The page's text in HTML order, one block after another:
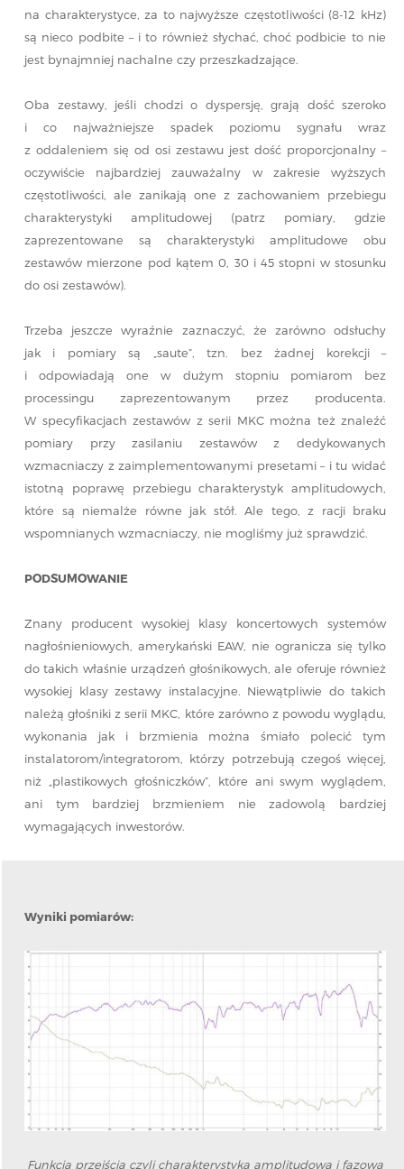
na charakterystyce, za to najwyższe częstotliwości (8-12 kHz)
są nieco podbite – i to również słychać, choć podbicie to nie
jest bynajmniej nachalne czy przeszkadzające.
Oba zestawy, jeśli chodzi o dyspersję, grają dość szeroko
i co najważniejsze spadek poziomu sygnału wraz
z oddaleniem się od osi zestawu jest dość proporcjonalny –
oczywiście najbardziej zauważalny w zakresie wyższych
częstotliwości, ale zanikają one z zachowaniem przebiegu
charakterystyki amplitudowej (patrz pomiary, gdzie
zaprezentowane są charakterystyki amplitudowe obu
zestawów mierzone pod kątem 0, 30 i 45 stopni w stosunku
do osi zestawów).
Trzeba jeszcze wyraźnie zaznaczyć, że zarówno odsłuchy
jak i pomiary są „saute”, tzn. bez żadnej korekcji –
i odpowiadają one w dużym stopniu pomiarom bez
processingu zaprezentowanym przez producenta.
W specyfikacjach zestawów z serii MKC można też znaleźć
pomiary przy zasilaniu zestawów z dedykowanych
wzmacniaczy z zaimplementowanymi presetami – i tu widać
istotną poprawę przebiegu charakterystyk amplitudowych,
które są niemalże równe jak stół. Ale tego, z racji braku
wspomnianych wzmacniaczy, nie mogliśmy już sprawdzić.
PODSUMOWANIE
Znany producent wysokiej klasy koncertowych systemów
nagłośnieniowych, amerykański EAW, nie ogranicza się tylko
do takich właśnie urządzeń głośnikowych, ale oferuje również
wysokiej klasy zestawy instalacyjne. Niewątpliwie do takich
należą głośniki z serii MKC, które zarówno z powodu wyglądu,
wykonania jak i brzmienia można śmiało polecić tym
instalatorom/integratorom, którzy potrzebują czegoś więcej,
niż „plastikowych głośniczków”, które ani swym wyglądem,
ani tym bardziej brzmieniem nie zadowolą bardziej
wymagających inwestorów.
Wyniki pomiarów:
Funkcja przejścia czyli charakterystyka amplitudowa i fazowa